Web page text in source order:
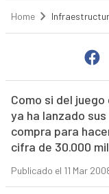
Home
Como si del
ya ha lanzado
compra para
cifra de 30.000
Publicado el 11 Mar